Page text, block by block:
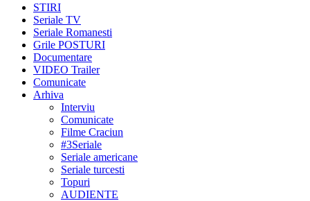
STIRI
Seriale TV
Seriale Romanesti
Grile POSTURI
Documentare
VIDEO Trailer
Comunicate
Arhiva
Interviu
Comunicate
Filme Craciun
#3Seriale
Seriale americane
Seriale turcesti
Topuri
AUDIENTE